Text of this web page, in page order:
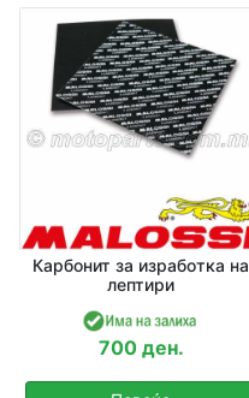
Одбери Година
Карбонит за изработка на
лептири
700 ден.